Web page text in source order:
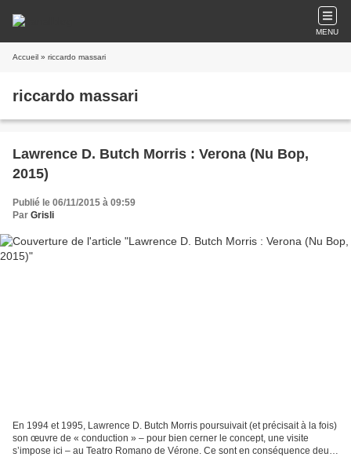
MENU
Accueil » riccardo massari
riccardo massari
Lawrence D. Butch Morris : Verona (Nu Bop,
2015)
Publié le 06/11/2015 à 09:59
Par Grisli
En 1994 et 1995, Lawrence D. Butch Morris poursuivait (et précisait à la fois)
son œuvre de « conduction » – pour bien cerner le concept, une visite
s’impose ici – au Teatro Romano de Vérone. Ce sont en conséquence deux